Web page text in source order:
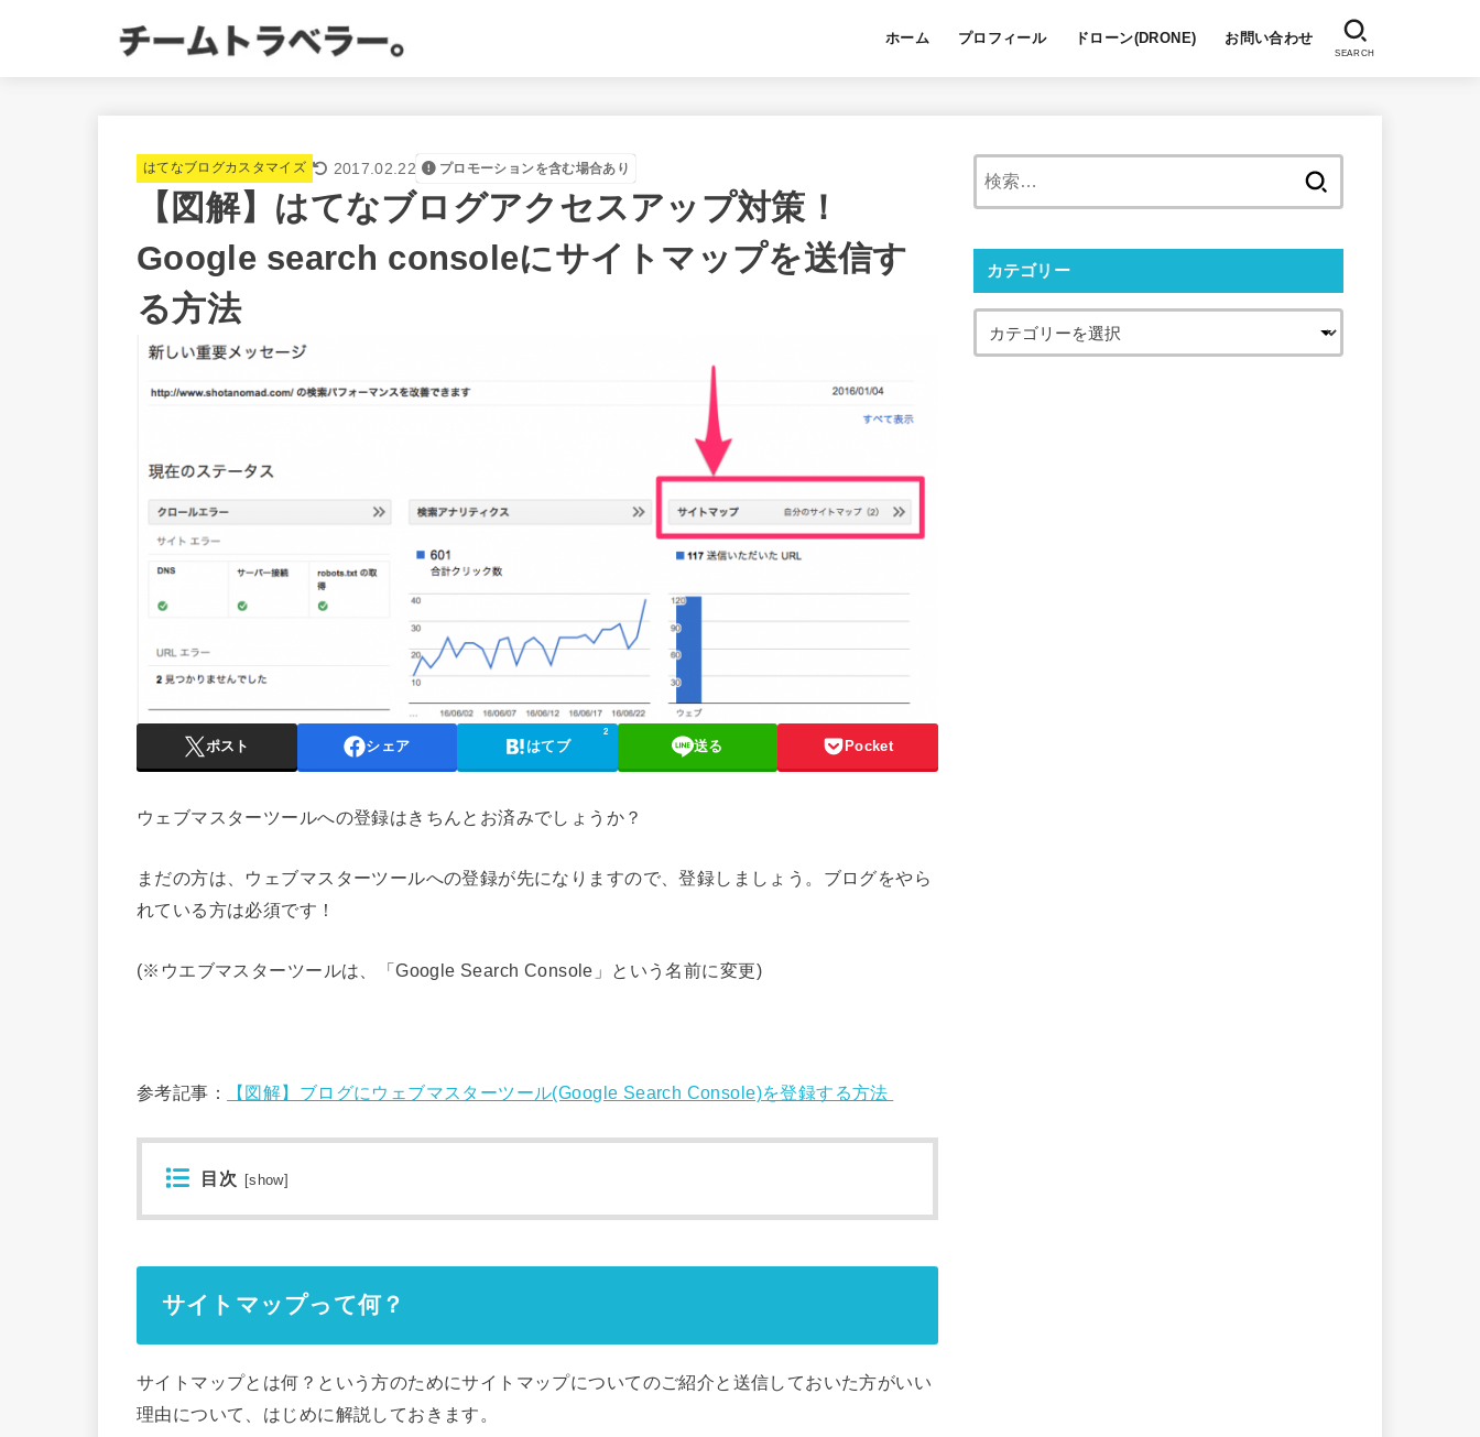
ホーム プロフィール ドローン(DRONE) お問い合わせ
SEARCH
はてなブログカスタマイズ 2017.02.22 プロモーションを含む場合あり
【図解】はてなブログアクセスアップ対策！
Google search consoleにサイトマップを送信す
る方法
ポスト シェア はてブ
2
送る Pocket
ウェブマスターツールへの登録はきちんとお済みでしょうか？
まだの方は、ウェブマスターツールへの登録が先になりますので、登録しましょう。ブログをやら
れている方は必須です！
(※ウエブマスターツールは、「Google Search Console」という名前に変更)
参考記事： 【図解】ブログにウェブマスターツール(Google Search Console)を登録する方法
目次 [show]
サイトマップって何？
サイトマップとは何？という方のためにサイトマップについてのご紹介と送信しておいた方がいい
理由について、はじめに解説しておきます。
カテゴリー